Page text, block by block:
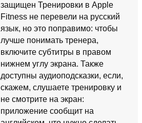
защищен Тренировки в Apple
Fitness не перевели на русский
язык, но это поправимо: чтобы
лучше понимать тренера,
включите субтитры в правом
нижнем углу экрана. Также
доступны аудиоподсказки, если,
скажем, слушаете тренировку и
не смотрите на экран:
приложение сообщит на